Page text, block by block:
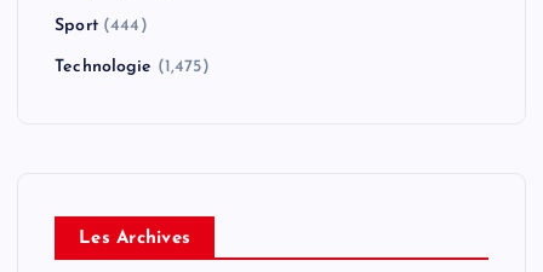
Sport(444)
Technologie (1,475)
Les Archives